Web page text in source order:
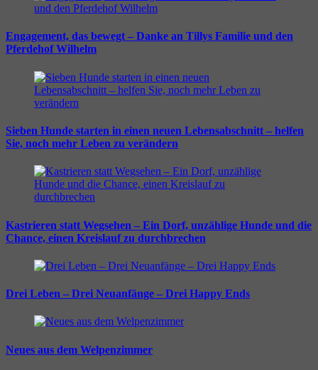
Engagement, das bewegt – Danke an Tillys Familie und den
Pferdehof Wilhelm
Sieben Hunde starten in einen neuen Lebensabschnitt – helfen
Sie, noch mehr Leben zu verändern
Kastrieren statt Wegsehen – Ein Dorf, unzählige Hunde und die
Chance, einen Kreislauf zu durchbrechen
Drei Leben – Drei Neuanfänge – Drei Happy Ends
Neues aus dem Welpenzimmer